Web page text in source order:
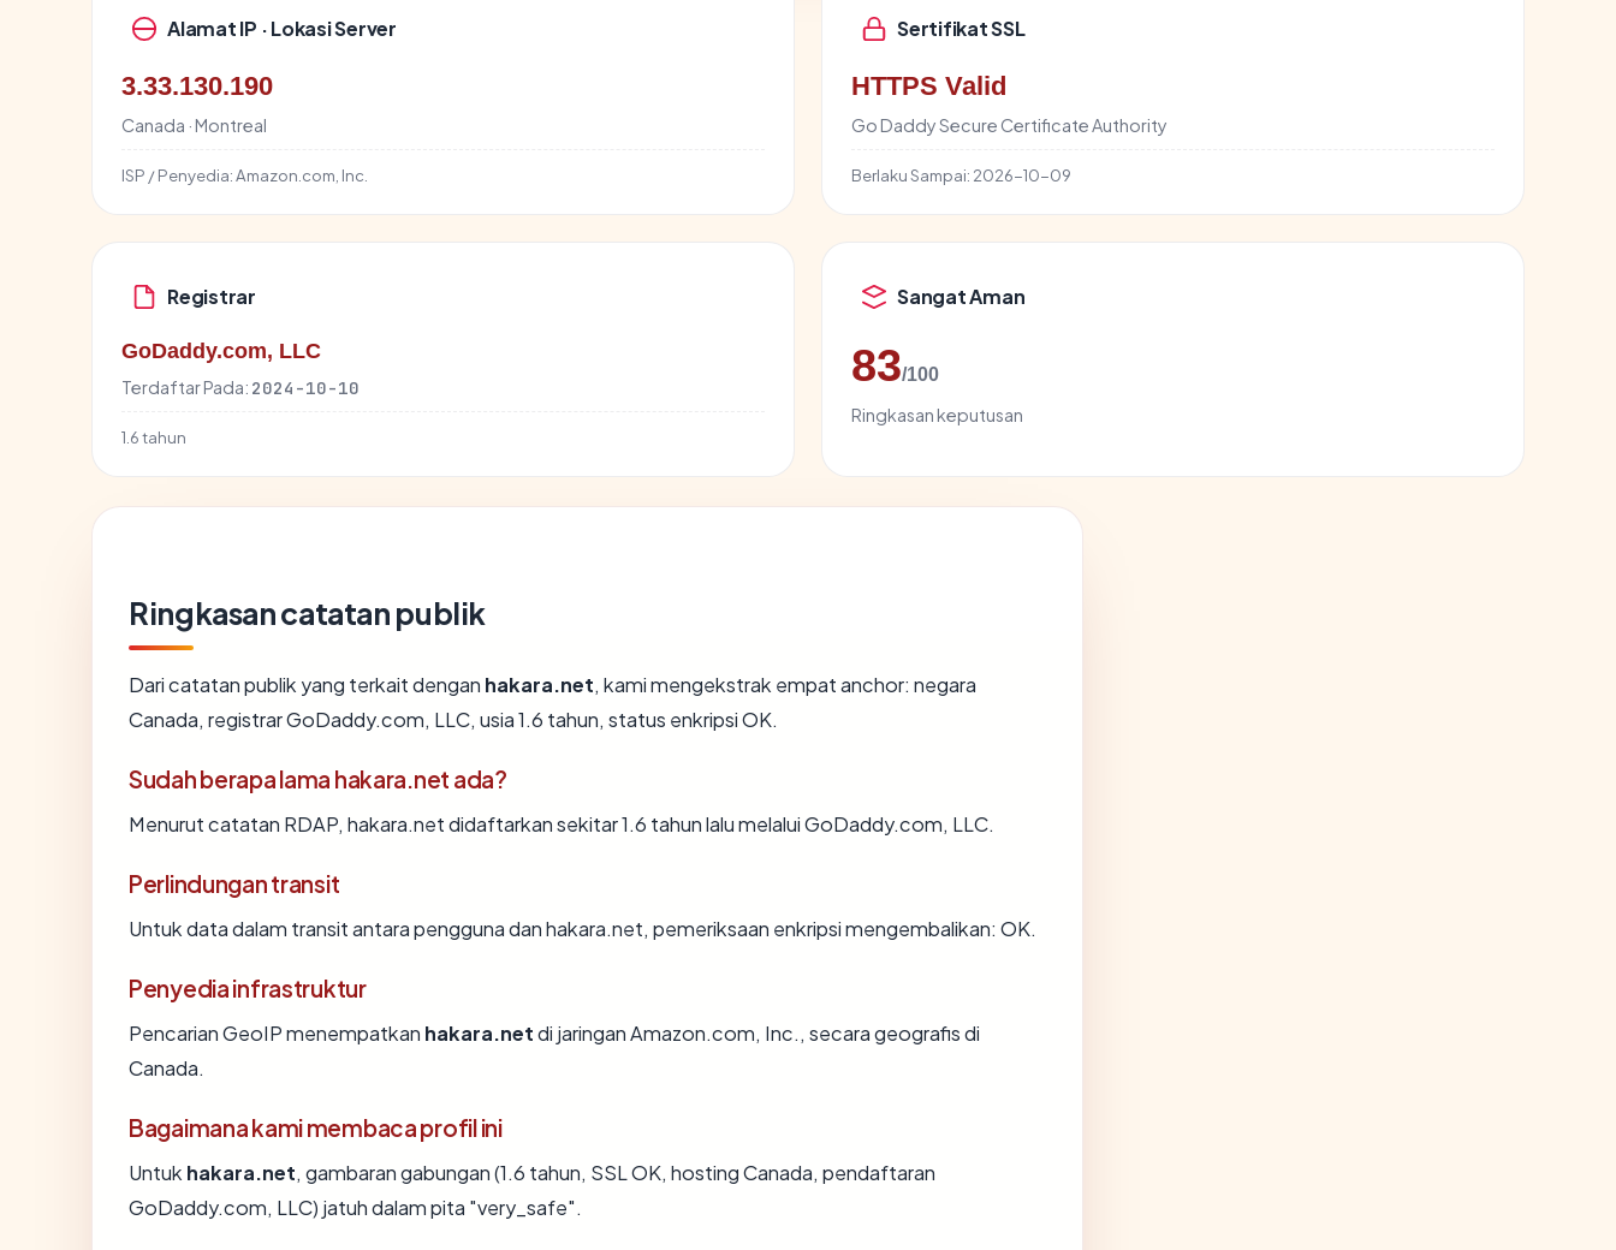
Alamat IP · Lokasi Server
3.33.130.190
Canada · Montreal
ISP / Penyedia:Amazon.com, Inc.
Sertifikat SSL
HTTPS Valid
Go Daddy Secure Certificate Authority
Berlaku Sampai: 2026-10-09
Registrar
GoDaddy.com, LLC
Terdaftar Pada: 2024-10-10
1.6 tahun
Sangat Aman
83/100
Ringkasan keputusan
Ringkasan catatan publik
Dari catatan publik yang terkait dengan hakara.net, kami mengekstrak empat anchor: negara
Canada, registrar GoDaddy.com, LLC, usia 1.6 tahun, status enkripsi OK.
Sudah berapa lama hakara.net ada?
Menurut catatan RDAP, hakara.net didaftarkan sekitar 1.6 tahun lalu melalui GoDaddy.com, LLC.
Perlindungan transit
Untuk data dalam transit antara pengguna dan hakara.net, pemeriksaan enkripsi mengembalikan: OK.
Penyedia infrastruktur
Pencarian GeoIP menempatkan hakara.netdi jaringan Amazon.com, Inc., secara geografis di
Canada.
Bagaimana kami membaca profil ini
Untuk hakara.net, gambaran gabungan (1.6 tahun, SSL OK, hosting Canada, pendaftaran
GoDaddy.com, LLC) jatuh dalam pita "very_safe".